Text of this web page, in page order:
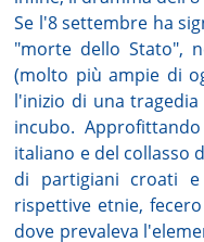
Se l'8 settembre ha
"morte dello Stato",
(molto più ampie di
l'inizio di una
incubo.
italiano e del collasso
di partigiani croati
rispettive etnie,
dove prevaleva